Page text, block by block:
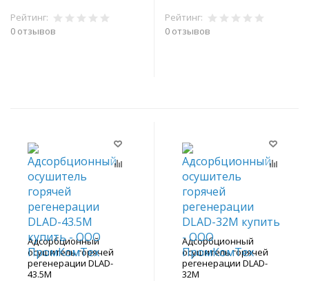
Рейтинг:
0 отзывов
Рейтинг:
0 отзывов
Адсорбционный
осушитель горячей
регенерации DLAD-
43.5M
Адсорбционный
осушитель горячей
регенерации DLAD-
32M